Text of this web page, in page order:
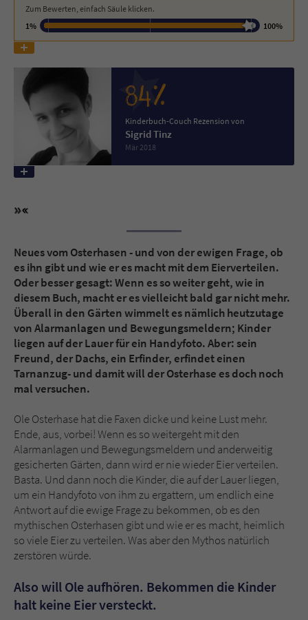
Zum Bewerten, einfach Säule klicken.
1%
100%
84%
Kinderbuch-Couch Rezension von
Sigrid Tinz
Mär 2018
Neues vom Osterhasen - und von der ewigen Frage, ob
es ihn gibt und wie er es macht mit dem Eierverteilen.
Oder besser gesagt: Wenn es so weiter geht, wie in
diesem Buch, macht er es vielleicht bald gar nicht mehr.
Überall in den Gärten wimmelt es nämlich heutzutage
von Alarmanlagen und Bewegungsmeldern; Kinder
liegen auf der Lauer für ein Handyfoto. Aber: sein
Freund, der Dachs, ein Erfinder, erfindet einen
Tarnanzug- und damit will der Osterhase es doch noch
mal versuchen.
Ole Osterhase hat die Faxen dicke und keine Lust mehr.
Ende, aus, vorbei! Wenn es so weitergeht mit den
Alarmanlagen und Bewegungsmeldern und anderweitig
gesicherten Gärten, dann wird er nie wieder Eier verteilen.
Basta. Und dann noch die Kinder, die auf der Lauer liegen,
um ein Handyfoto von ihm zu ergattern, um endlich eine
Antwort auf die ewige Frage zu bekommen, ob es den
mythischen Osterhasen gibt und wie er es macht, heimlich
so viele Eier zu verteilen. Was aber den Mythos natürlich
zerstören würde.
Also will Ole aufhören. Bekommen die Kinder
halt keine Eier versteckt.
Name tx_pwcomments_ahash
Anbieter Literatur-Couch Medien GmbH & Co. KG
Laufzeit
Zweck Cookie für Kommentare einzelner Buchtitel
Name
Zweck
Dieses Cookie gewährleistet die
Kommunikation der Webseite mit dem
Benutzer. Es wird benötigt um z. B. den
Sicherheitscode des Kontaktformulars zu
überprüfen.